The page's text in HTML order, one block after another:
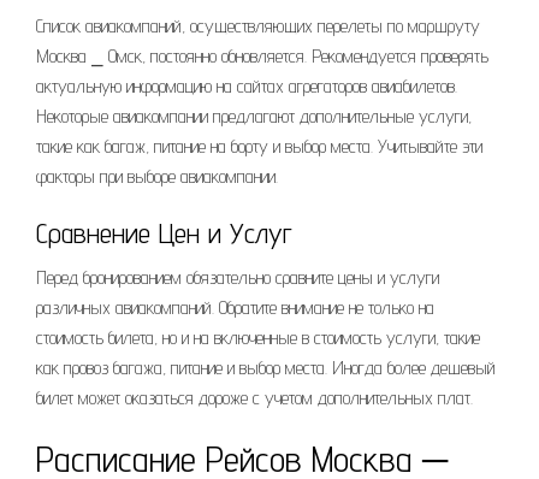
Список авиакомпаний, осуществляющих перелеты по маршруту
Москва ⎯ Омск, постоянно обновляется. Рекомендуется проверять
актуальную информацию на сайтах агрегаторов авиабилетов.
Некоторые авиакомпании предлагают дополнительные услуги,
такие как багаж, питание на борту и выбор места. Учитывайте эти
факторы при выборе авиакомпании.
Сравнение Цен и Услуг
Перед бронированием обязательно сравните цены и услуги
различных авиакомпаний. Обратите внимание не только на
стоимость билета, но и на включенные в стоимость услуги, такие
как провоз багажа, питание и выбор места. Иногда более дешевый
билет может оказаться дороже с учетом дополнительных плат.
Расписание Рейсов Москва ─